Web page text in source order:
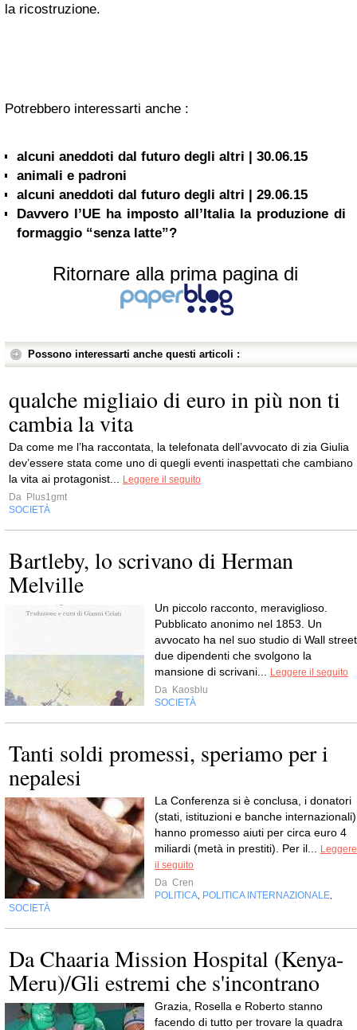
la ricostruzione.
Potrebbero interessarti anche :
alcuni aneddoti dal futuro degli altri | 30.06.15
animali e padroni
alcuni aneddoti dal futuro degli altri | 29.06.15
Davvero l’UE ha imposto all’Italia la produzione di
formaggio “senza latte”?
Ritornare alla prima pagina di
Possono interessarti anche questi articoli :
qualche migliaio di euro in più non ti
cambia la vita
Da come me l’ha raccontata, la telefonata dell’avvocato di zia Giulia
dev’essere stata come uno di quegli eventi inaspettati che cambiano
la vita ai protagonist...
Leggere il seguito
Da Plus1gmt
SOCIETÀ
Bartleby, lo scrivano di Herman
Melville
Un piccolo racconto, meraviglioso.
Pubblicato anonimo nel 1853. Un
avvocato ha nel suo studio di Wall street
due dipendenti che svolgono la
mansione di scrivani...
Leggere il seguito
Da Kaosblu
SOCIETÀ
Tanti soldi promessi, speriamo per i
nepalesi
La Conferenza si è conclusa, i donatori
(stati, istituzioni e banche internazionali)
hanno promesso aiuti per circa euro 4
miliardi (metà in prestiti). Per il...
Leggere
il seguito
Da Cren
POLITICA POLITICA INTERNAZIONALE
SOCIETÀ
Da Chaaria Mission Hospital (Kenya-
Meru)/Gli estremi che s'incontrano
Grazia, Rosella e Roberto stanno
facendo di tutto per trovare la quadra